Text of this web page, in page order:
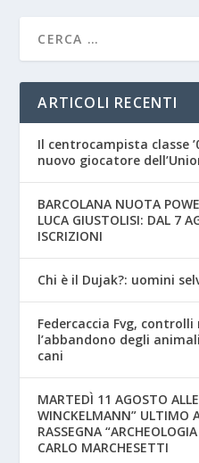
ARTICOLI RECENTI
Il centrocampista classe
nuovo giocatore
BARCOLANA NUOTA
LUCA GIUSTOLISI: DAL 7
ISCRIZIONI
Chi è il Dujak?: uomini
Federcaccia Fvg,
l’abbandono degli
cani
MARTEDÌ 11 AGOSTO
WINCKELMANN” ULTIMO
RASSEGNA
CARLO MARCHESETTI